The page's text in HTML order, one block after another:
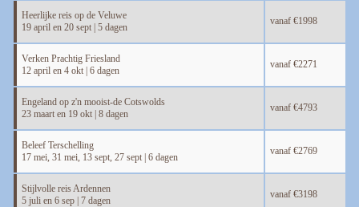
Heerlijke reis op de Veluwe
19 april en 20 sept | 5 dagen
vanaf €1998
Verken Prachtig Friesland
12 april en 4 okt | 6 dagen
vanaf €2271
Engeland op z'n mooist-de Cotswolds
23 maart en 19 okt | 8 dagen
vanaf €4793
Beleef Terschelling
17 mei, 31 mei, 13 sept, 27 sept | 6 dagen
vanaf €2769
Stijlvolle reis Ardennen
5 juli en 6 sep | 7 dagen
vanaf €3198